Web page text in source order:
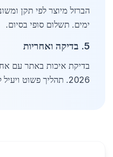
ימים. תשלום סופי בסיום.
5. בדיקה ואחריות
בדיקת איכות באתר עם
2026. תהליך פשוט ויעיל לכל פרויקט בנייה.